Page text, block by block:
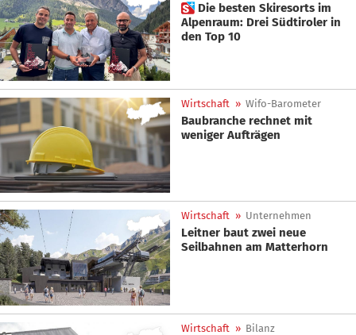
 Die besten Skiresorts im
Alpenraum: Drei Südtiroler in
den Top 10
Wirtschaft » Wifo-Barometer
Baubranche rechnet mit
weniger Aufträgen
Wirtschaft » Unternehmen
Leitner baut zwei neue
Seilbahnen am Matterhorn
Wirtschaft » Bilanz